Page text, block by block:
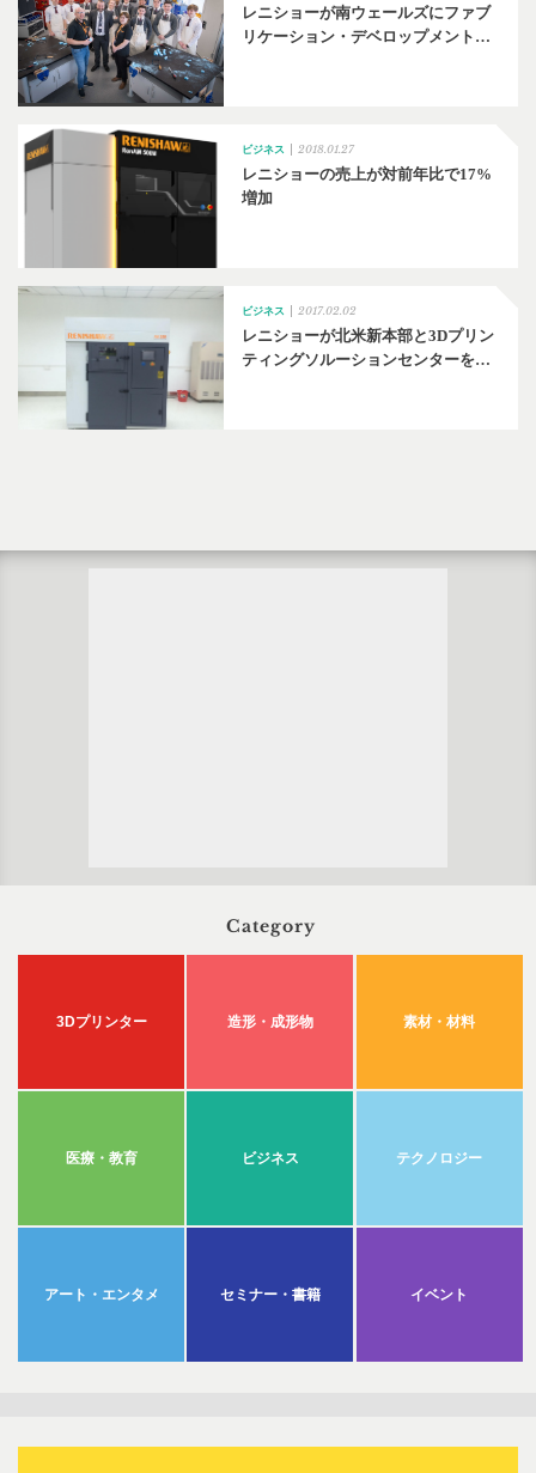
レニショーが南ウェールズにファブ
リケーション・デベロップメント…
ビジネス 2018.01.27
レニショーの売上が対前年比で17%
増加
ビジネス 2017.02.02
レニショーが北米新本部と3Dプリン
ティングソルーションセンターを…
Category
3Dプリンター 造形・成形物 素材・材料
医療・教育 ビジネス テクノロジー
アート・エンタメ セミナー・書籍 イベント